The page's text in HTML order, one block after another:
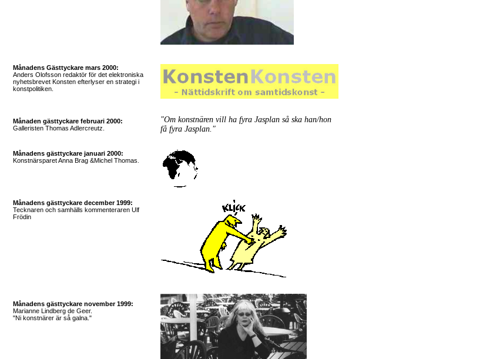
Månadens Gästtyckare mars 2000:
Anders Olofsson redaktör för det elektroniska
nyhetsbrevet Konsten efterlyser en strategi i
konstpolitiken.
Månaden gästtyckare februari 2000:
Galleristen Thomas Adlercreutz.
"Om konstnären vill ha fyra Jasplan så ska han/hon
få fyra Jasplan."
Månadens gästtyckare januari 2000:
Konstnärsparet Anna Brag &Michel Thomas
Månadens gästtyckare december 1999:
Tecknaren och samhälls kommenteraren Ulf
Frödin
Månadens gästtyckare november 1999:
Marianne Lindberg de Geer.
"Ni konstnärer är så galna."